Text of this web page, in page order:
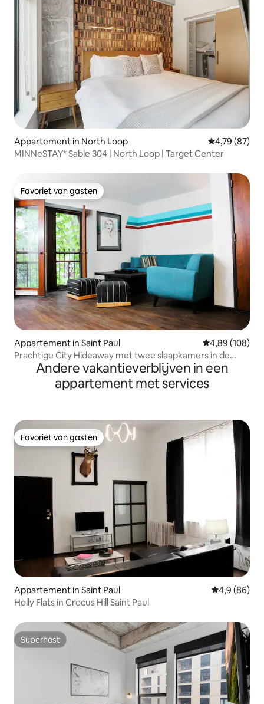
Appartement in North Loop Gemiddelde
4,79 (87)
MINNeSTAY* Sable 304 | North Loop | Target Center
Favoriet van gasten
Favoriet van gasten
Appartement in Saint Paul Gemiddelde
4,89 (108)
Prachtige City Hideaway met twee slaapkamers in de
bomenAndere vakantieverblijven in een
appartement met services
Favoriet van gasten
Favoriet van gasten
Appartement in Saint Paul Gemiddelde
4,9 (86)
Holly Flats in Crocus Hill Saint Paul
Superhost
Superhost